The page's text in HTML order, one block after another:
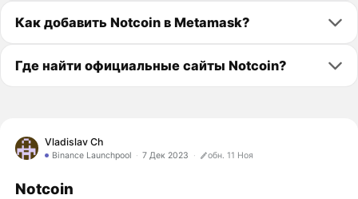
Как добавить Notcoin в Metamask?
Где найти официальные сайты Notcoin?
Vladislav Ch
Binance Launchpool 7 Дек 2023 обн. 11 Ноя
Notcoin